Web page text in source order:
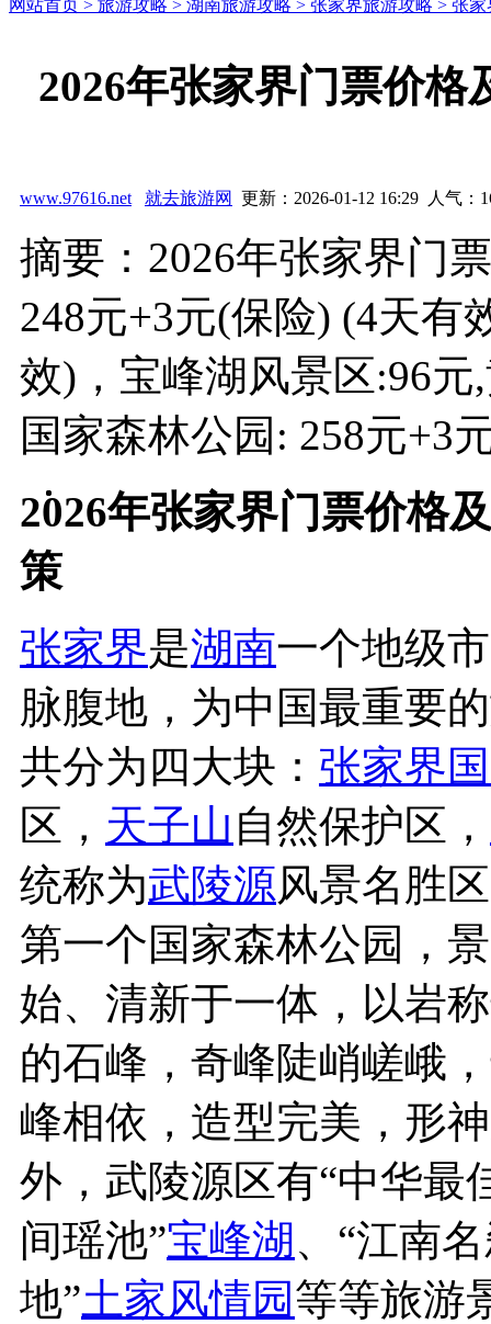
网站首页 > 旅游攻略 > 湖南旅游攻略 > 张家界旅游攻略 > 张家
2026年张家界门票价
www.97616.net 就去旅游网 更新：2026-01-12 16:29 人气：
摘要：2026年张家界门
248元+3元(保险) (4天有
效)，宝峰湖风景区:96
国家森林公园: 258元+3
2026年张家界门票价格
策
张家界是湖南一个地级
脉腹地，为中国最重要
共分为四大块： 张家界
区， 天子山 自然保护区，
统称为武陵源风景名胜
第一个国家森林公园，
始、清新于一体，以岩
的石峰，奇峰陡峭嵯峨
峰相依，造型完美，形
外，武陵源区有“中华最
间瑶池”宝峰湖 、“江南
地”土家风情园等等旅游